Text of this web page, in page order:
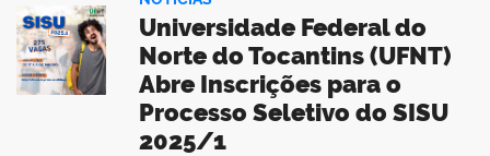
Universidade Federal do
Norte do Tocantins (UFNT)
Abre Inscrições para o
Processo Seletivo do SISU
2025/1